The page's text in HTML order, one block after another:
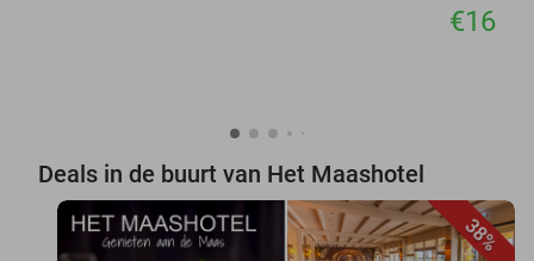
€16
Deals in de buurt van Het Maashotel
38%